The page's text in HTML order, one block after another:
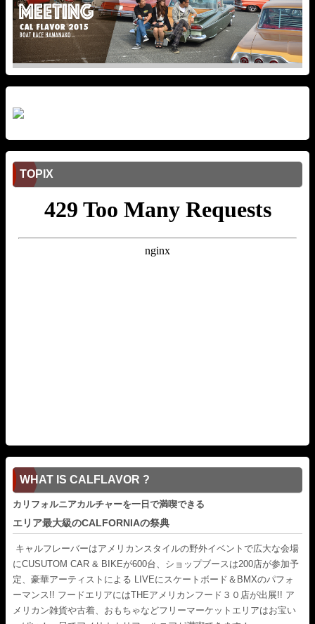
TOPIX
WHAT IS CALFLAVOR ?
カリフォルニアカルチャーを一日で満喫できる
エリア最大級のCALFORNIAの祭典
キャルフレーバーはアメリカンスタイルの野外イベントで広大な会場
にCUSUTOM CAR & BIKEが600台、ショップブースは200店が参加予
定、豪華アーティストによる LIVEにスケートボード＆BMXのパフォ
ーマンス!! フードエリアにはTHEアメリカンフード３０店が出展!! ア
メリカン雑貨や古着、おもちゃなどフリーマーケットエリアはお宝い